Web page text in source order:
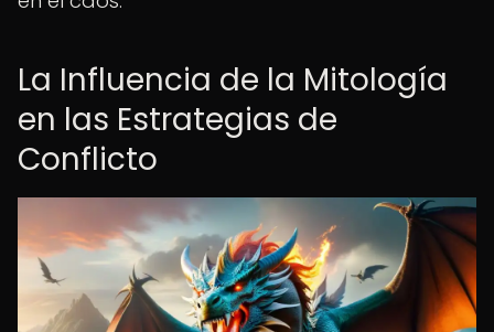
La Influencia de la Mitología
en las Estrategias de
Conflicto